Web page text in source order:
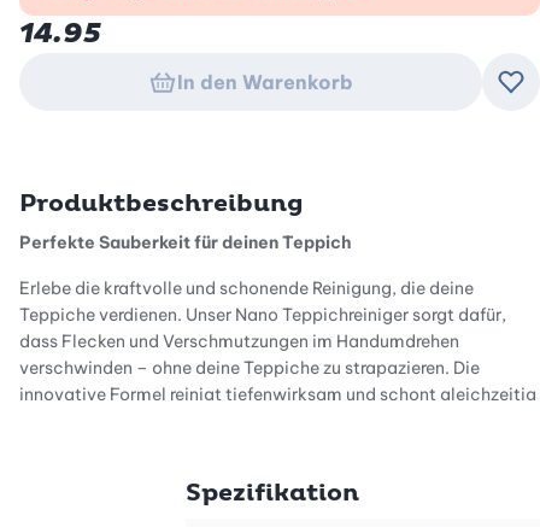
14.95
In den Warenkorb
Produktbeschreibung
Perfekte Sauberkeit für deinen Teppich
Erlebe die kraftvolle und schonende Reinigung, die deine
Teppiche verdienen. Unser Nano Teppichreiniger sorgt dafür,
dass Flecken und Verschmutzungen im Handumdrehen
verschwinden – ohne deine Teppiche zu strapazieren. Die
innovative Formel reinigt tiefenwirksam und schont gleichzeitig
Einfach aufsprühen, trocknen lassen und absaugen – schon
Spezifikation